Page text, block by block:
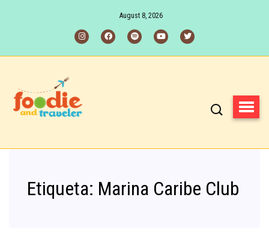
August 8, 2026
Etiqueta: Marina Caribe Club